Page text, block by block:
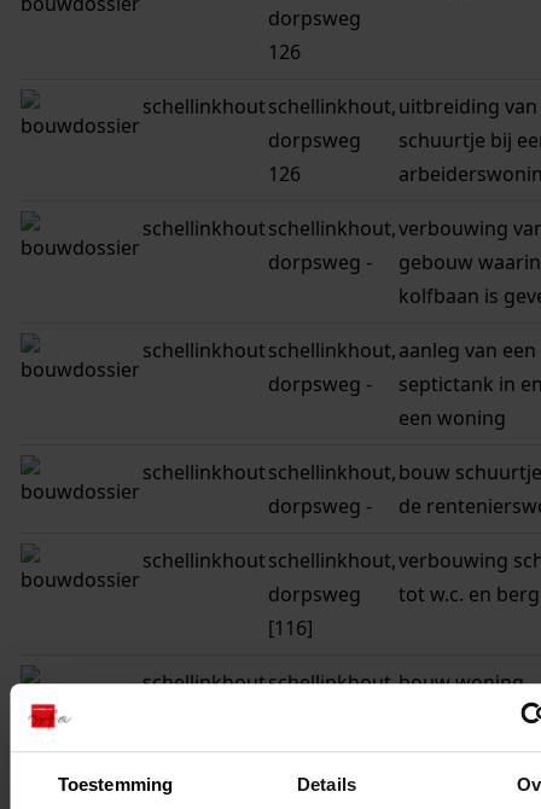
Toestemming Details
dorpsweg
126
schellinkhoutschellinkhout,
dorpsweg
126
uitbreiding van
schuurtje bij
schellinkhoutschellinkhout,
dorpsweg -
verbouwing
gebouw
kolfbaan is
schellinkhoutschellinkhout,
dorpsweg -
aanleg van een
septictank in
een woning
schellinkhoutschellinkhout,
dorpsweg -
bouw
de
schellinkhoutschellinkhout,
dorpsweg
[116]
verbouwing
tot w.c. en
schellinkhoutschellinkhout,bouw woning